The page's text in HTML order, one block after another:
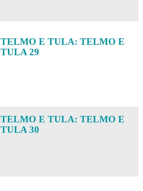
TELMO E TULA: TELMO E
TULA 29
TELMO E TULA: TELMO E
TULA 30